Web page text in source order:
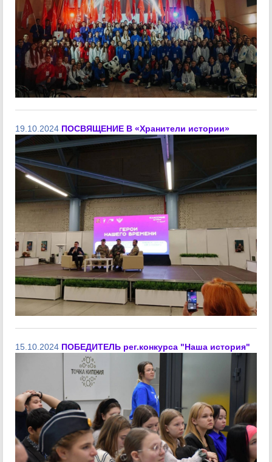
19.10.2024 ПОСВЯЩЕНИЕ В «Хранители истории»
15.10.2024 ПОБЕДИТЕЛЬ рег.конкурса "Наша история"